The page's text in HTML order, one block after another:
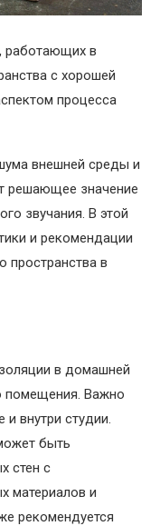
работающих в
с хорошей
процесса
внешней среды и
решающее значение
звучания. В этой
и рекомендации
пространства в
в домашней
помещения. Важно
и внутри студии.
быть
стен с
материалов и
рекомендуется